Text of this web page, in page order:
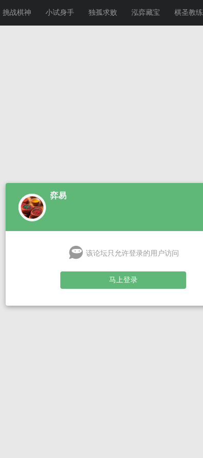
挑战棋神 小试身手 独孤求败 泓弈藏宝 棋圣教练
弈易
该论坛只允许登录的用户访问
马上登录